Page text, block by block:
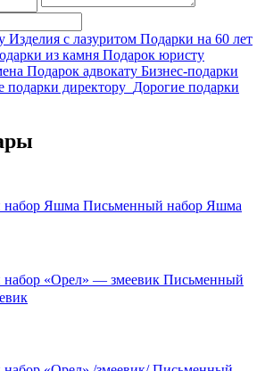
Изделия с лазуритом Подарки на 60 лет
из камня Подарок юристу
Подарок адвокату Бизнес-подарки
подарки директору Дорогие подарки
Письменный набор Яшма
Письменный